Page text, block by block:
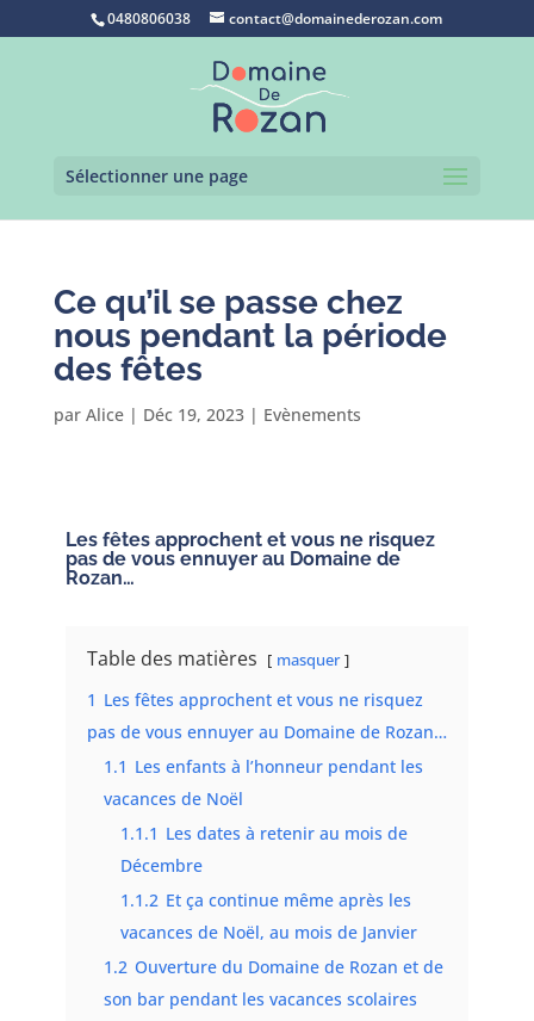
0480806038 contact@domainederozan.com
Sélectionner une page
Ce qu’il se passe chez
nous pendant la période
des fêtes
par Alice| Déc 19, 2023| Evènements
Les fêtes approchent et vous ne risquez
pas de vous ennuyer au Domaine de
Rozan…
Table des matières masquer
1 Les fêtes approchent et vous ne risquez
pas de vous ennuyer au Domaine de Rozan…
1.1 Les enfants à l’honneur pendant les
vacances de Noël
1.1.1 Les dates à retenir au mois de
Décembre
1.1.2 Et ça continue même après les
vacances de Noël, au mois de Janvier
1.2 Ouverture du Domaine de Rozan et de
son bar pendant les vacances scolaires